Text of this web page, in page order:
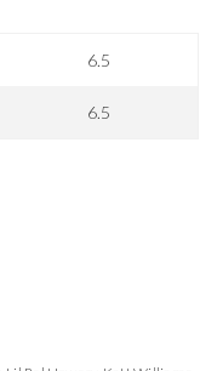
6.5
6.5